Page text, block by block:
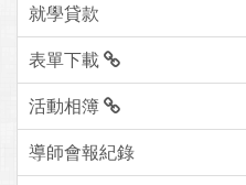
就學貸款
表單下載
活動相簿
導師會報紀錄